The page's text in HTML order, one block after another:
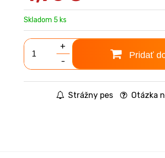
Skladom 5 ks
+
-
Pridať
Strážny pes Otázka